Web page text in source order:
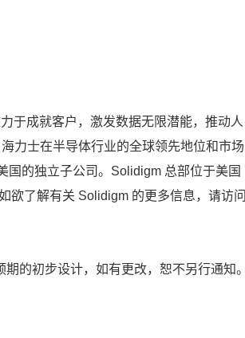
于成就客户，激发数据无限潜能，推动人
力士在半导体行业的全球领先地位和市场
国的独立子公司。Solidigm 总部位于美国
欲了解有关 Solidigm 的更多信息，请访问
的初步设计，如有更改，恕不另行通知。